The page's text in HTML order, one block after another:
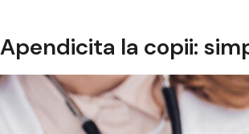
Apendicita la copii: